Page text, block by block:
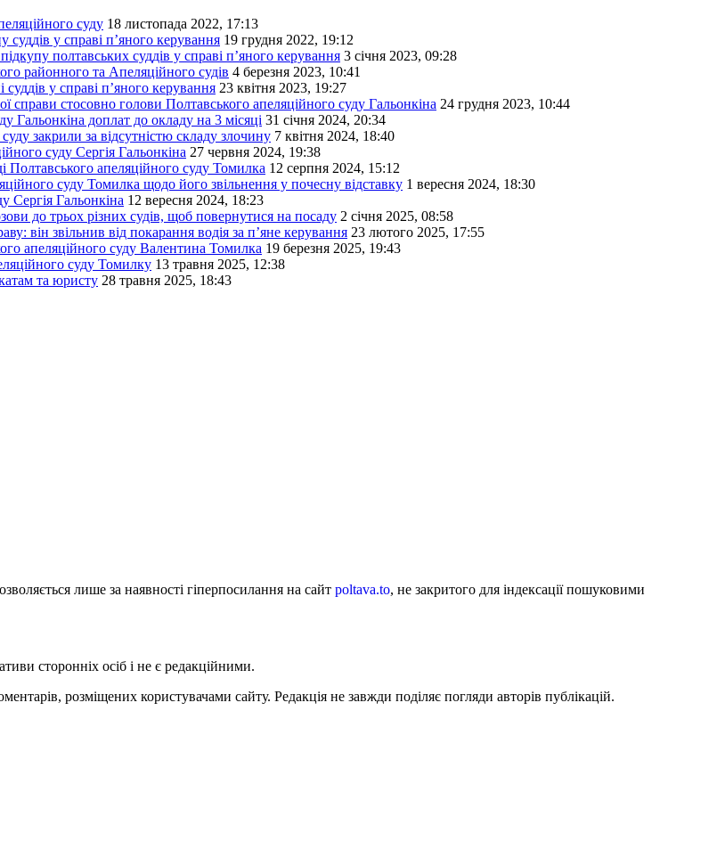
суду 18 листопада 2022, 17:13
у справі п’яного керування 19 грудня 2022, 19:12
полтавських суддів у справі п’яного керування 3 січня 2023, 09:28
районного та Апеляційного судів 4 березня 2023, 10:41
у справі п’яного керування 23 квітня 2023, 19:27
стосовно голови Полтавського апеляційного суду Гальонкіна 24 грудня 2023, 10:44
Гальонкіна доплат до окладу на 3 місяці 31 січня 2024, 20:34
закрили за відсутністю складу злочину 7 квітня 2024, 18:40
суду Сергія Гальонкіна 27 червня 2024, 19:38
апеляційного суду Томилка 12 серпня 2024, 15:12
суду Томилка щодо його звільнення у почесну відставку 1 вересня 2024, 18:30
Сергія Гальонкіна 12 вересня 2024, 18:23
до трьох різних судів, щоб повернутися на посаду 2 січня 2025, 08:58
він звільнив від покарання водія за п’яне керування 23 лютого 2025, 17:55
апеляційного суду Валентина Томилка 19 березня 2025, 19:43
суду Томилку 13 травня 2025, 12:38
та юристу 28 травня 2025, 18:43
лише за наявності гіперпосилання на сайт poltava.to, не закритого для індексації пошуковими
сторонніх осіб і не є редакційними.
розміщених користувачами сайту. Редакція не завжди поділяє погляди авторів публікацій.